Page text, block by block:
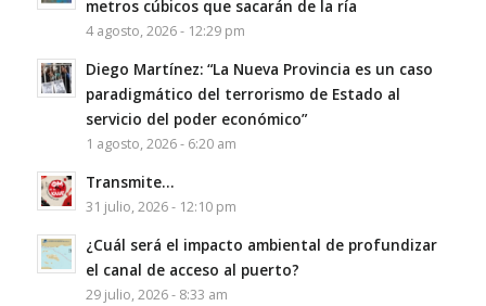
metros cúbicos que sacarán de la ría
4 agosto, 2026 - 12:29 pm
Diego Martínez: “La Nueva Provincia es un caso
paradigmático del terrorismo de Estado al
servicio del poder económico”
1 agosto, 2026 - 6:20 am
Transmite…
31 julio, 2026 - 12:10 pm
¿Cuál será el impacto ambiental de profundizar
el canal de acceso al puerto?
29 julio, 2026 - 8:33 am